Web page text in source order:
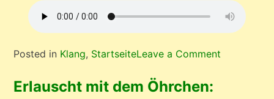
Posted in Klang, StartseiteLeave a Comment
Erlauscht mit dem Öhrchen: